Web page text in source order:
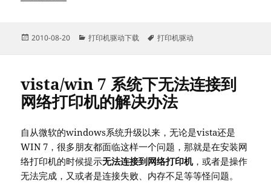
发
2010-08-20
分
打印机驱动下载
标
打印机驱动
vista/win 7 系统下无法连接到
网络打印机的解决办法
自从微软的windows系统升级以来，无论是vista还是
WIN 7，很多朋友都面临这样一个问题，那就是在安装网
络打印机的时候提示无法连接到网络打印机，或者是操作
无法完成，又或者是连接失败、内存不足等等怪问题。